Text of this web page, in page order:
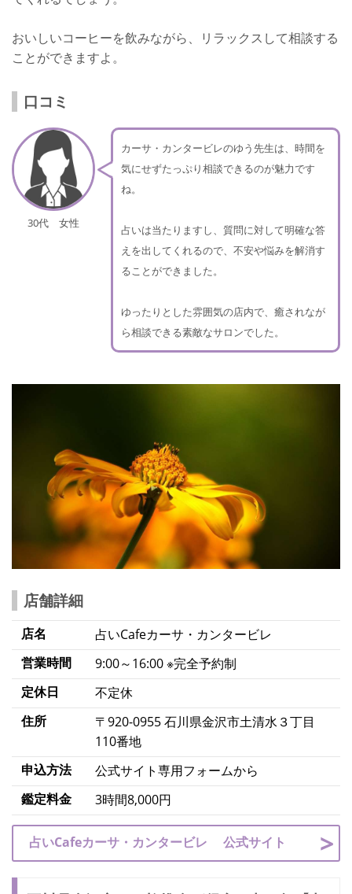
おいしいコーヒーを飲みながら、リラックスして相談する
ことができますよ。
口コミ
30代 女性
カーサ・カンタービレのゆう先生は、時間を
気にせずたっぷり相談できるのが魅力です
ね。
占いは当たりますし、質問に対して明確な答
えを出してくれるので、不安や悩みを解消す
ることができました。
ゆったりとした雰囲気の店内で、癒されなが
ら相談できる素敵なサロンでした。
店舗詳細
店名
占いCafeカーサ・カンタービレ
営業時間
9:00～16:00 ※完全予約制
定休日
不定休
住所
〒920-0955 石川県金沢市土清水３丁目
110番地
申込方法
公式サイト専用フォームから
鑑定料金
3時間8,000円
占いCafeカーサ・カンタービレ 公式サイト